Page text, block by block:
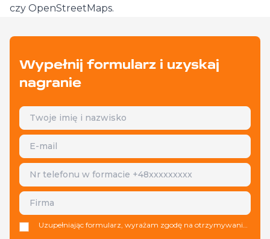
czy OpenStreetMaps.
Wypełnij formularz i uzyskaj
nagranie
Uzupełniając formularz, wyrażam zgodę na otrzymywanie